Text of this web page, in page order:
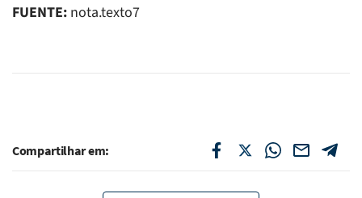
FUENTE: nota.texto7
Compartilhar em: